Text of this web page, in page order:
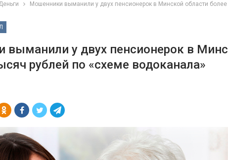
Мошенники выманили у двух пенсионерок в Минской области
выманили у двух пенсионерок в
рублей по «схеме водоканала»